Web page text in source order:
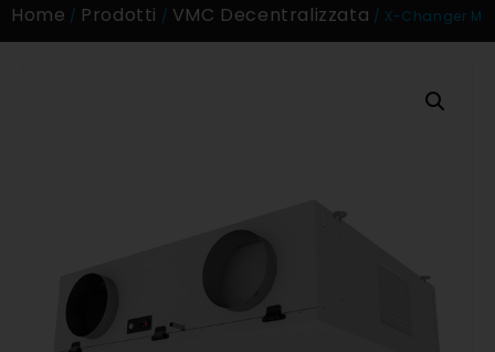
Home / Prodotti / VMC Decentralizzata / X-Changer M